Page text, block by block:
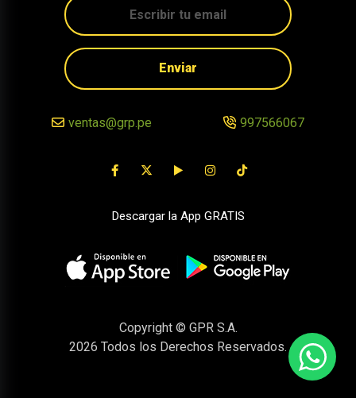
Enviar
ventas@grp.pe 997566067
Descargar la App GRATIS
Copyright © GPR S.A.
2026 Todos los Derechos Reservados.